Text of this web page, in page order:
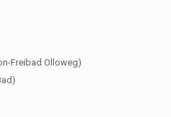
Freibad Olloweg)